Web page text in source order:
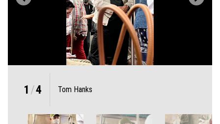
1 /4 Tom Hanks